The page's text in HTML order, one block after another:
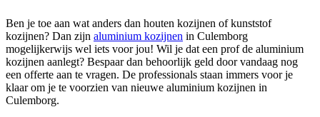
Ben je toe aan wat anders dan houten kozijnen of kunststof
kozijnen? Dan zijn aluminium kozijnen in Culemborg
mogelijkerwijs wel iets voor jou! Wil je dat een prof de aluminium
kozijnen aanlegt? Bespaar dan behoorlijk geld door vandaag nog
een offerte aan te vragen. De professionals staan immers voor je
klaar om je te voorzien van nieuwe aluminium kozijnen in
Culemborg.